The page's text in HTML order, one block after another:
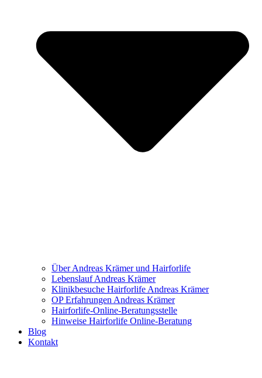
Über Andreas Krämer und Hairforlife
Lebenslauf Andreas Krämer
Klinikbesuche Hairforlife Andreas Krämer
OP Erfahrungen Andreas Krämer
Hairforlife-Online-Beratungsstelle
Hinweise Hairforlife Online-Beratung
Blog
Kontakt